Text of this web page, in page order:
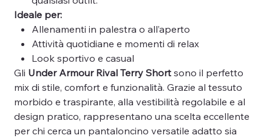
Ideale per:
Allenamenti in palestra o all’aperto
Attività quotidiane e momenti di relax
Look sportivo e casual
Gli Under Armour Rival Terry Shortsono il perfetto
mix di stile, comfort e funzionalità. Grazie al tessuto
morbido e traspirante, alla vestibilità regolabile e al
design pratico, rappresentano una scelta eccellente
per chi cerca un pantaloncino versatile adatto sia